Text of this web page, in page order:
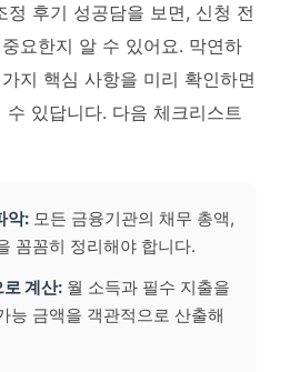
정 후기 성공담을 보면, 신청 전
요한지 알 수 있어요. 막연하
지 핵심 사항을 미리 확인하면
있답니다. 다음 체크리스트
악: 모든 금융기관의 채무 총액,
꼼꼼히 정리해야 합니다.
계산: 월 소득과 필수 지출을
능 금액을 객관적으로 산출해